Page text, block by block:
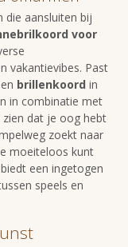
die aansluiten bij
voor
vakantievibes. Past
brillenkoord in
in combinatie met
dat je oog hebt
zoekt naar
moeiteloos kunt
een ingetogen
speels en